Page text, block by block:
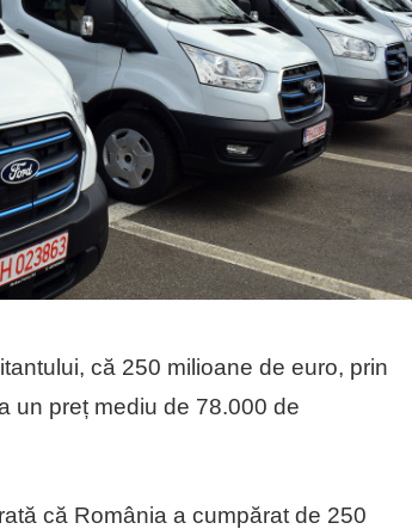
că 250 milioane de euro, prin
un preț mediu de 78.000 de
că România a cumpărat de 250